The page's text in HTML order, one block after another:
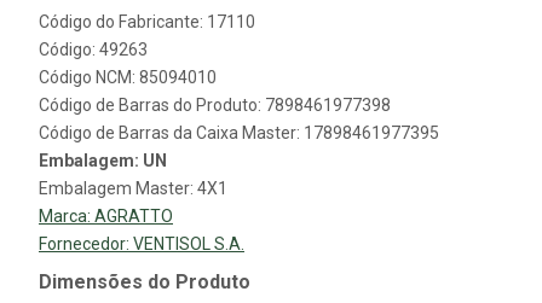
Código do Fabricante: 17110
Código: 49263
Código NCM: 85094010
Código de Barras do Produto: 7898461977398
Código de Barras da Caixa Master: 17898461977395
Embalagem: UN
Embalagem Master: 4X1
Marca: AGRATTO
Fornecedor: VENTISOL S.A.
Dimensões do Produto